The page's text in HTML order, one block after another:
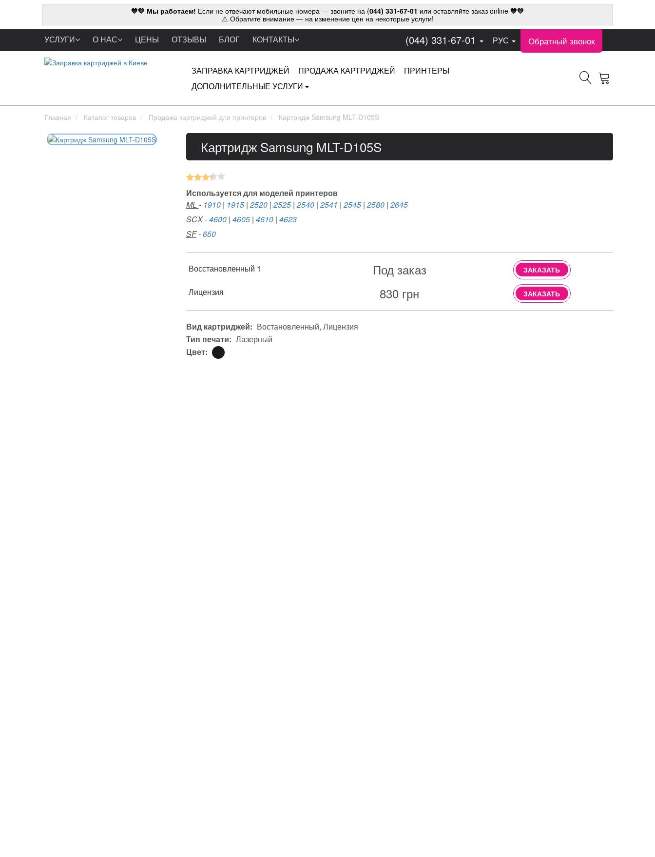
💙💛 Мы работаем! Если не отвечают мобильные номера — звоните на (044) 331-67-01 или оставляйте заказ online 💙💛
⚠ Обратите внимание — на изменение цен на некоторые услуги!
УСЛУГИ О НАС ЦЕНЫ ОТЗЫВЫ БЛОГ КОНТАКТЫ (044) 331-67-01 РУС Обратный звонок
ЗАПРАВКА КАРТРИДЖЕЙ ПРОДАЖА КАРТРИДЖЕЙ
ПРИНТЕРЫ
ДОПОЛНИТЕЛЬНЫЕ УСЛУГИ
Главная Каталог товаров Продажа картриджей для принтеров Картридж Samsung MLT-D105S
Картридж Samsung MLT-D105S
Используется для моделей принтеров
ML - 1910| 1915| 2520| 2525| 2540| 2541 | 2545| 2580| 2645
SCX-4600| 4605| 4610| 4623
SF-650
Восстановленный 1 Под заказ ЗАКАЗАТЬ
Лицензия 830 грн ЗАКАЗАТЬ
Вид картриджей: Востановленный Лицензия
Тип печати: Лазерный
Цвет: